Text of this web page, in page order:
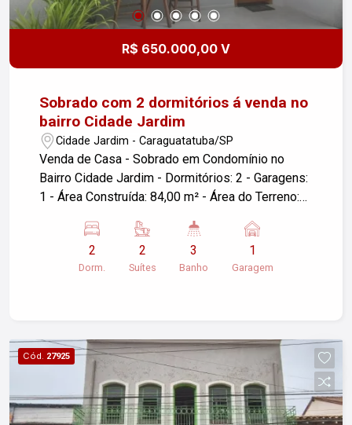
R$ 650.000,00 V
Sobrado com 2 dormitórios á venda no
bairro Cidade Jardim
Cidade Jardim - Caraguatatuba/SP
Venda de Casa - Sobrado em Condomínio no
Bairro Cidade Jardim - Dormitórios: 2 - Garagens:
1 - Área Construída: 84,00 m² - Área do Terreno:
você está buscando um imóvel em um ambiente
tranquilo e seguro, essa pode ser uma excelente
oportunidade. Não perca a chance de conhecer!
2
Dorm.
2
Suítes
3
Banho
1
Garagem
Cód. 27925